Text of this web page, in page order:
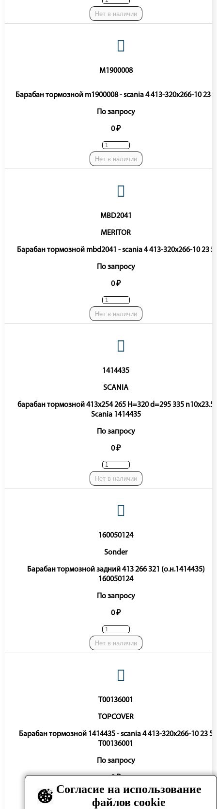
Нет в наличии
M1900008
Барабан тормозной m1900008 - scania 4 413-320x266-10 23 5
По запросу
0 ₽
Нет в наличии
MBD2041
MERITOR
Барабан тормозной mbd2041 - scania 4 413-320x266-10 23 5
По запросу
0 ₽
Нет в наличии
1414435
SCANIA
барабан тормозной 413x254 265 H=320 d=295 335 n10x23.5
Scania 1414435
По запросу
0 ₽
Нет в наличии
160050124
Sonder
Барабан тормозной задний 413 266 321 (о.н.1414435)
160050124
По запросу
0 ₽
Нет в наличии
T00136001
TOPCOVER
Барабан тормозной 1414435 - scania 4 413-320x266-10 23 5
T00136001
По запросу
0 ₽
Нет в наличии
Согласие на использование
файлов cookie